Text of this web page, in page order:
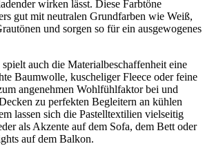
wirken lässt. Diese Farbtöne
gut mit neutralen Grundfarben wie Weiß,
und sorgen so für ein ausgewogenes
auch die Materialbeschaffenheit eine
Baumwolle, kuscheliger Fleece oder feine
angenehmen Wohlfühlfaktor bei und
zu perfekten Begleitern an kühlen
lassen sich die Pastelltextilien vielseitig
als Akzente auf dem Sofa, dem Bett oder
auf dem Balkon.